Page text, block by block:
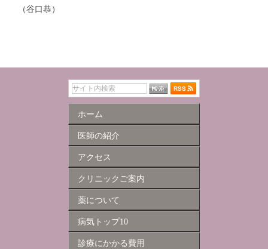
（谷口恭）
ホーム
医師の紹介
アクセス
クリニックご案内
薬について
病気トップ10
診療にかかる費用